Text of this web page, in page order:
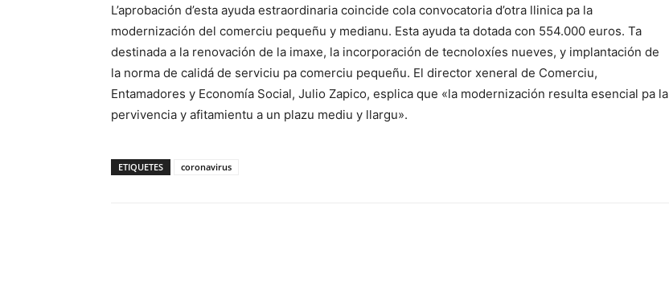
L’aprobación d’esta ayuda estraordinaria coincide cola convocatoria d’otra llinica pa la
modernización del comerciu pequeñu y medianu. Esta ayuda ta dotada con 554.000 euros. Ta
destinada a la renovación de la imaxe, la incorporación de tecnoloxíes nueves, y implantación de
la norma de calidá de serviciu pa comerciu pequeñu. El director xeneral de Comerciu,
Entamadores y Economía Social, Julio Zapico, esplica que «la modernización resulta esencial pa la
pervivencia y afitamientu a un plazu mediu y llargu».
ETIQUETES coronavirus